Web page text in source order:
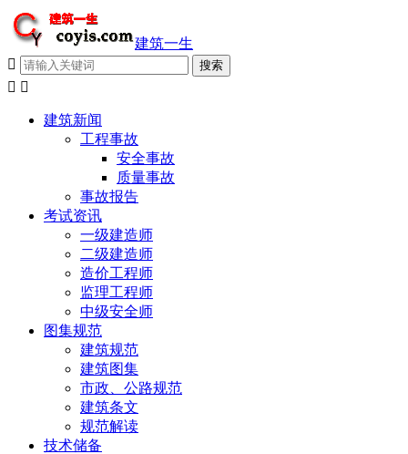
建筑一生

 
建筑新闻
工程事故
安全事故
质量事故
事故报告
考试资讯
一级建造师
二级建造师
造价工程师
监理工程师
中级安全师
图集规范
建筑规范
建筑图集
市政、公路规范
建筑条文
规范解读
技术储备